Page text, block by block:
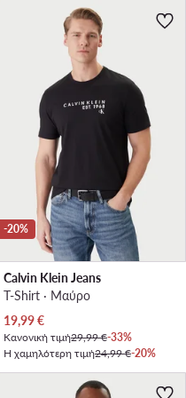
-20%
Calvin Klein Jeans
T-Shirt · Μαύρο
Τρέχουσα τιμή
19,99€
Κανονική τιμή29,99 €-33%
Η χαμηλότερη τιμή24,99 €-20%